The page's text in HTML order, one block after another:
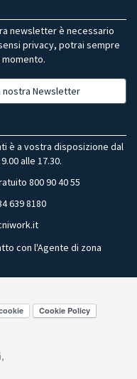
newsletter è necessario
privacy, potrai sempre
nostra Newsletter
è a vostra disposizione dal
alle 17.30.
800 90 40 55
639 8180
con l'Agente di zona